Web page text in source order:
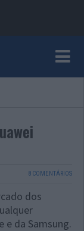
8 COMENTÁRIOS
dos
e da Samsung.